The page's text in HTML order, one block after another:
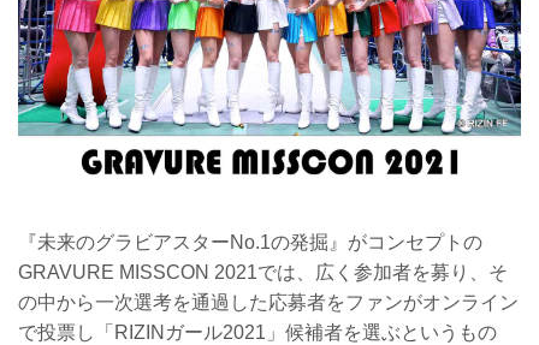
『未来のグラビアスターNo.1の発掘』がコンセプトの
GRAVURE MISSCON 2021では、広く参加者を募り、そ
の中から一次選考を通過した応募者をファンがオンライン
で投票し「RIZINガール2021」候補者を選ぶというもの